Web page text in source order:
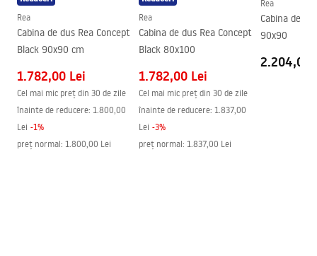
Sistem Anti-Calc
Distanța dintre racorduri
150mm
Garantie
24 luni
Instrucțiuni de asamblare
shower_set.pdf
Rea
Cabina de dus Rea Concept
Black 90x90 cm
1.782,00 Lei
Cel mai mic preț din 30 de zile
înainte de reducere: 1.800,00
Lei -1%
preț normal: 1.800,00 Lei
Rea
Cabina de dus Rea Concept
Black 80x100
1.782,00 Lei
Cel mai mic preț din 30 de zile
înainte de reducere: 1.837,00
Lei -3%
preț normal: 1.837,00 Lei
Rea
Cabina de
90x90
2.204,00